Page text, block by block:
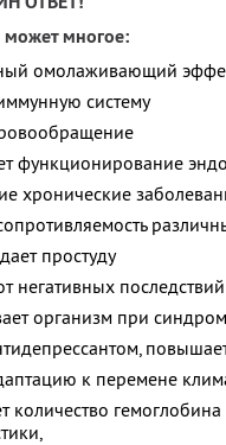
многое:
омолаживающий
систему
функционирование
хронические
простуду
негативных последствий
организм при
к перемене
количество